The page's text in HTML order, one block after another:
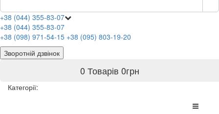
+38 (044) 355-83-07
+38 (044) 355-83-07
+38 (098) 971-54-15 +38 (095) 803-19-20
Зворотній дзвінок
0 Товарів 0грн
Категорії: